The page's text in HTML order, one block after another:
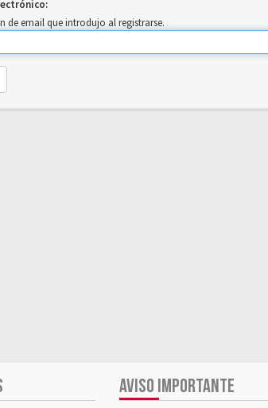
de email que introdujo al registrarse.
AVISO IMPORTANTE